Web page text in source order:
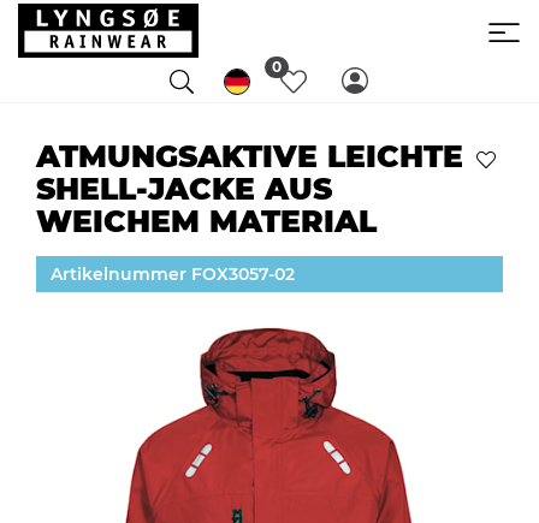
0
ATMUNGSAKTIVE LEICHTE
SHELL-JACKE AUS
WEICHEM MATERIAL
Artikelnummer FOX3057-02